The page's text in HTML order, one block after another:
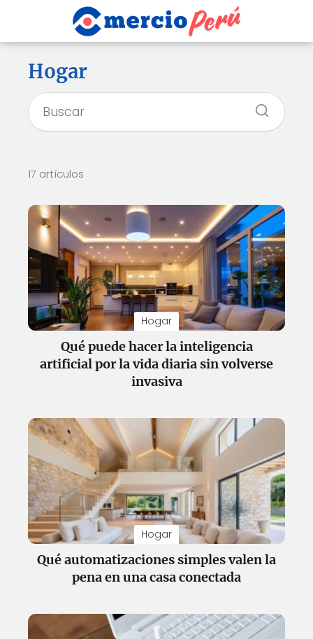
Hogar
17 artículos
Hogar
Qué puede hacer la inteligencia
artificial por la vida diaria sin volverse
invasiva
Hogar
Qué automatizaciones simples valen la
pena en una casa conectada